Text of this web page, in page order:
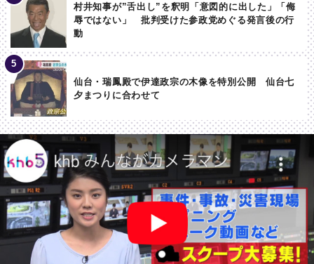
村井知事が”舌出し”を釈明「意図的に出した」「侮
辱ではない」 批判受けた参政党めぐる発言後の行
動
仙台・瑞鳳殿で伊達政宗の木像を特別公開 仙台七
夕まつりに合わせて